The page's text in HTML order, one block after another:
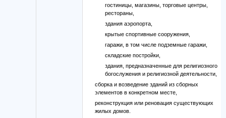
гостиницы, магазины, торговые центры,
рестораны,
здания аэропорта,
крытые спортивные сооружения,
гаражи, в том числе подземные гаражи,
складские постройки,
здания, предназначенные для религиозного
богослужения и религиозной деятельности,
сборка и возведение зданий из сборных
элементов в конкретном месте,
реконструкция или реновация существующих
жилых домов.